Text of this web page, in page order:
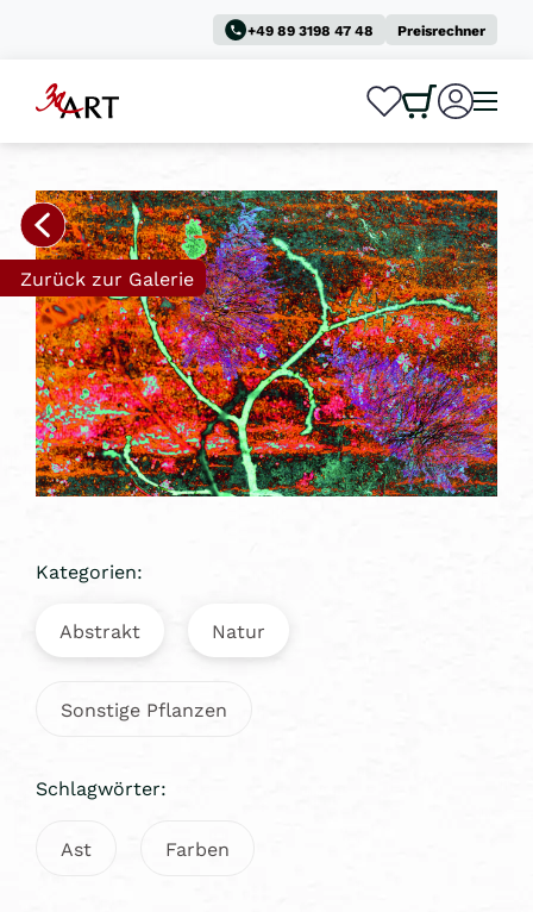
+49 89 3198 47 48 Preisrechner
0
Zurück zur Galerie
Kategorien:
Abstrakt Natur
Sonstige Pflanzen
Schlagwörter:
Ast Farben